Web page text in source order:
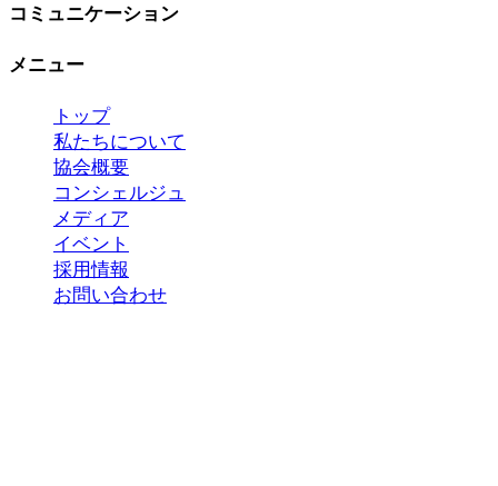
コミュニケーション
メニュー
トップ
私たちについて
協会概要
コンシェルジュ
メディア
イベント
採用情報
お問い合わせ